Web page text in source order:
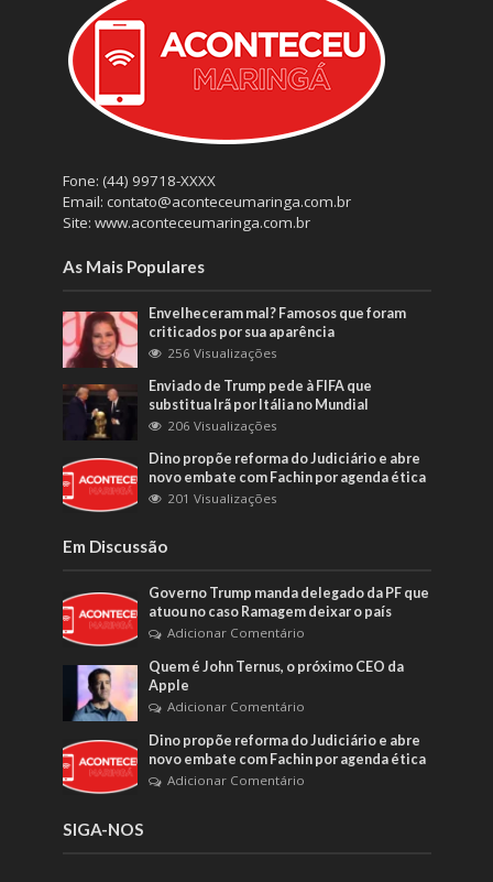
Fone: (44) 99718-XXXX
Email: contato@aconteceumaringa.com.br
Site: www.aconteceumaringa.com.br
As Mais Populares
Envelheceram mal? Famosos que foram
criticados por sua aparência
256 Visualizações
Enviado de Trump pede à FIFA que
substitua Irã por Itália no Mundial
206 Visualizações
Dino propõe reforma do Judiciário e abre
novo embate com Fachin por agenda ética
201 Visualizações
Em Discussão
Governo Trump manda delegado da PF que
atuou no caso Ramagem deixar o país
Adicionar Comentário
Quem é John Ternus, o próximo CEO da
Apple
Adicionar Comentário
Dino propõe reforma do Judiciário e abre
novo embate com Fachin por agenda ética
Adicionar Comentário
SIGA-NOS